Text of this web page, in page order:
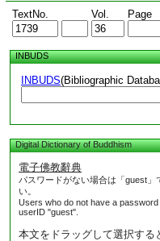
TextNo. Vol. Page
INBUDS
INBUDS(Bibliographic
Digital Dictionary of Buddhism
電子佛教辭典
パスワードがない場合は「guest」
い。
Users who do not have a password
userID "guest".
本文をドラッグして選択する